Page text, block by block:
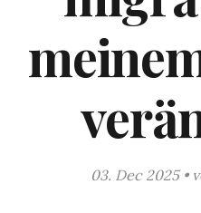
03. Dec 2025 •